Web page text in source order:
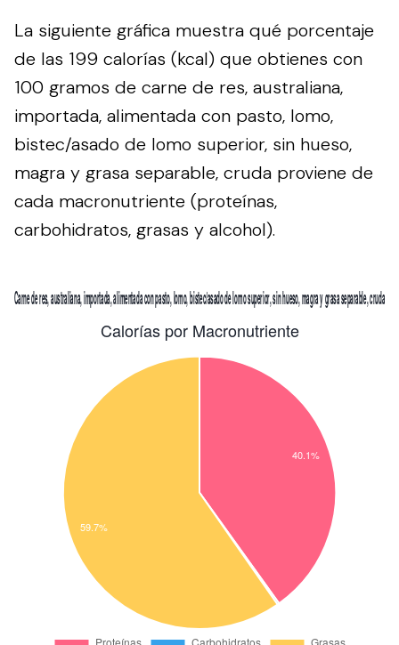
La siguiente gráfica muestra qué porcentaje
de las 199 calorías (kcal) que obtienes con
100 gramos de carne de res, australiana,
importada, alimentada con pasto, lomo,
bistec/asado de lomo superior, sin hueso,
magra y grasa separable, cruda proviene de
cada macronutriente (proteínas,
carbohidratos, grasas y alcohol).